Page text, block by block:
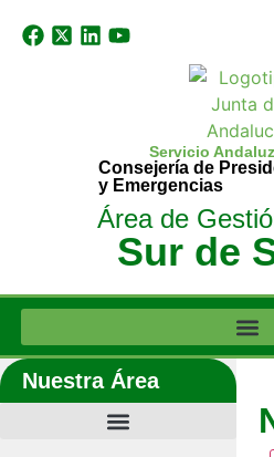
Servicio
Consejería de
y Emergencias
Área de
Sur de
Nuestra Área